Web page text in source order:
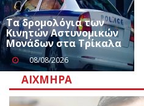
Τα δρομολόγια των
Κινητών Αστυνομικών
Μονάδων στα Τρίκαλα
08/08/2026
ΑΙΧΜΗΡΆ